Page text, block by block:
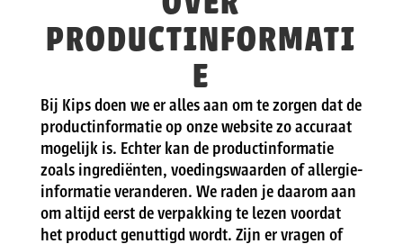
PRODUCTINFORMATI
E
Bij Kips doen we er alles aan om te zorgen dat de
productinformatie op onze website zo accuraat
mogelijk is. Echter kan de productinformatie
zoals ingrediënten, voedingswaarden of allergie-
informatie veranderen. We raden je daarom aan
om altijd eerst de verpakking te lezen voordat
het product genuttigd wordt. Zijn er vragen of